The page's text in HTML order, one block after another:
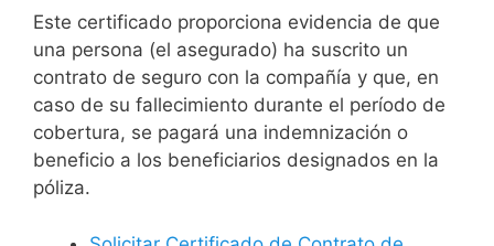
Este certificado proporciona evidencia de que
una persona (el asegurado) ha suscrito un
contrato de seguro con la compañía y que, en
caso de su fallecimiento durante el período de
cobertura, se pagará una indemnización o
beneficio a los beneficiarios designados en la
póliza.